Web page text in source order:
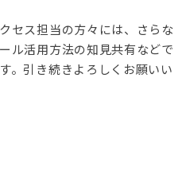
セス担当の方々には、さらな
ル活用方法の知見共有などで
。引き続きよろしくお願いい